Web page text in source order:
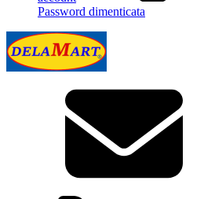
Password dimenticata